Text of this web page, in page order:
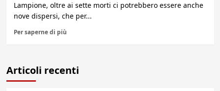
Lampione, oltre ai sette morti ci potrebbero essere anche
nove dispersi, che per...
Per saperne di più
Articoli recenti